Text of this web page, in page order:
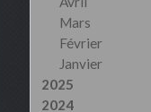
Mars
Février
Janvier
2025
2024